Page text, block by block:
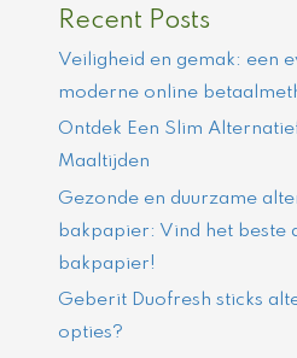
Recent Posts
Veiligheid en gemak: een
moderne online
Ontdek Een Slim
Maaltijden
Gezonde en duurzame
bakpapier: Vind het beste
bakpapier!
Geberit Duofresh sticks
opties?